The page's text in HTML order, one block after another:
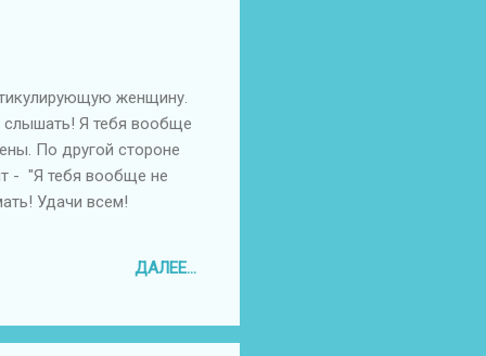
женщину.
слышать! Я тебя вообще
По другой стороне
- "Я тебя вообще не
Удачи всем!
ДАЛЕЕ...